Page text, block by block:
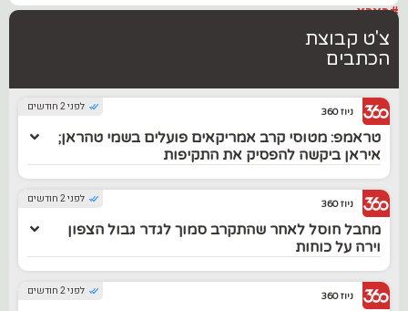
#בארץ
צ'ט קבוצת
הכתבים
לפני 2 חודשים ניוז 360
טראמפ: מטוסי קרב אמריקאים פועלים בשמי טהראן;
איראן ביקשה להפסיק את התקיפות
לפני 2 חודשים ניוז 360
מחבל חוסל לאחר שהתקרב סמוך לגדר גבול הצפון
וירה על כוחות
לפני 2 חודשים ניוז 360